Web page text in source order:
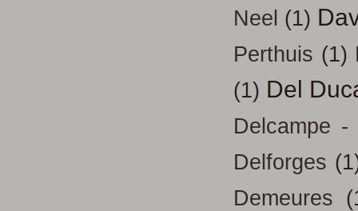
Neel (1)
Perthuis (1)
(1) Del
Delcampe -
Delforges
Demeures